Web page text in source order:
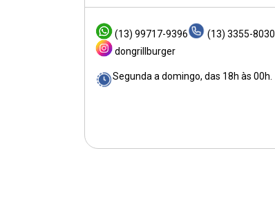
(13) 99717-9396 (13) 3355-8030
dongrillburger
Segunda a domingo, das 18h às 00h.